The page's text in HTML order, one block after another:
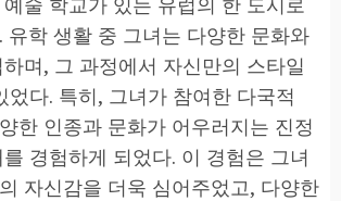
유학 생활 중 그녀는 다양한 문화와
며, 그 과정에서 자신만의 스타일
었다. 특히, 그녀가 참여한 다국적
한 인종과 문화가 어우러지는 진정
경험하게 되었다. 이 경험은 그녀
자신감을 더욱 심어주었고, 다양한